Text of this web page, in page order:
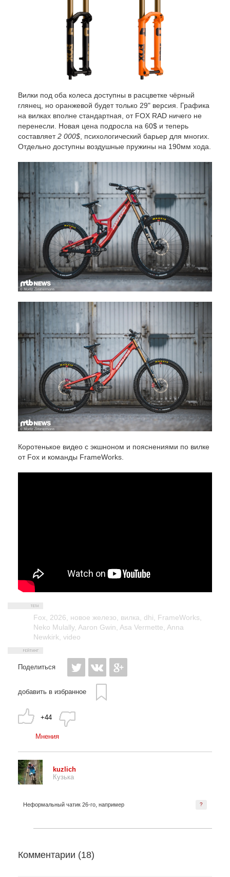
Вилки под оба колеса доступны в расцветке чёрный
глянец, но оранжевой будет только 29" версия. Графика
на вилках вполне стандартная, от FOX RAD ничего не
перенесли. Новая цена подросла на 60$ и теперь
составляет2 000$, психологический барьер для многих.
Отдельно доступны воздушные пружины на 190мм хода.
Коротенькое видео с экшноном и пояснениями по вилке
от Fox и команды FrameWorks.
Fox 2026 новое железо вилка dhi FrameWorks
Neko Mulally, Aaron Gwin Asa Vermette Anna
Newkirk video
Поделиться
добавить в избранное
+44
Мнения
kuzlich
Кузька
?
Неформальный чатик 26-го, например
Комментарии (18)